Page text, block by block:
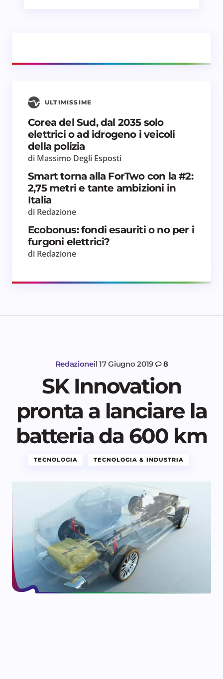
ULTIMISSIME
Corea del Sud, dal 2035 solo
elettrici o ad idrogeno i veicoli
della polizia
di Massimo Degli Esposti
Smart torna alla ForTwo con la #2:
2,75 metri e tante ambizioni in
Italia
di Redazione
Ecobonus: fondi esauriti o no per i
furgoni elettrici?
di Redazione
Redazioneil 17 Giugno 2019 8
SK Innovation
pronta a lanciare la
batteria da 600 km
TECNOLOGIA TECNOLOGIA & INDUSTRIA